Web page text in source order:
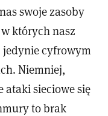
swoje zasoby
których nasz
jedynie cyfrowym
Niemniej,
ataki sieciowe się
to brak